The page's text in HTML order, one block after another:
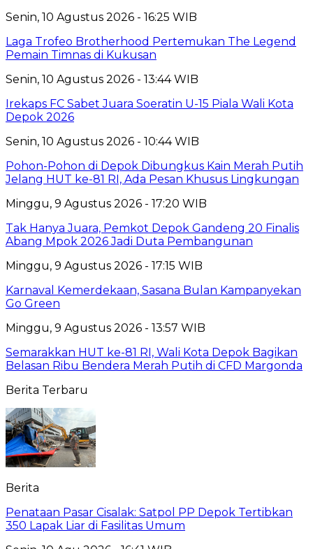
Senin, 10 Agustus 2026 - 16:25 WIB
Laga Trofeo Brotherhood Pertemukan The Legend
Pemain Timnas di Kukusan
Senin, 10 Agustus 2026 - 13:44 WIB
Irekaps FC Sabet Juara Soeratin U-15 Piala Wali Kota
Depok 2026
Senin, 10 Agustus 2026 - 10:44 WIB
Pohon-Pohon di Depok Dibungkus Kain Merah Putih
Jelang HUT ke-81 RI, Ada Pesan Khusus Lingkungan
Minggu, 9 Agustus 2026 - 17:20 WIB
Tak Hanya Juara, Pemkot Depok Gandeng 20 Finalis
Abang Mpok 2026 Jadi Duta Pembangunan
Minggu, 9 Agustus 2026 - 17:15 WIB
Karnaval Kemerdekaan, Sasana Bulan Kampanyekan
Go Green
Minggu, 9 Agustus 2026 - 13:57 WIB
Semarakkan HUT ke-81 RI, Wali Kota Depok Bagikan
Belasan Ribu Bendera Merah Putih di CFD Margonda
Berita Terbaru
Berita
Penataan Pasar Cisalak: Satpol PP Depok Tertibkan
350 Lapak Liar di Fasilitas Umum